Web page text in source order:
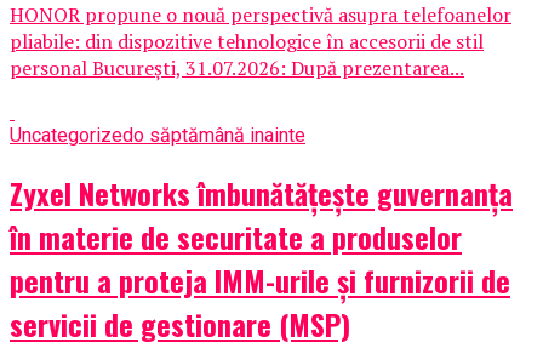
HONOR propune o nouă perspectivă asupra telefoanelor
pliabile: din dispozitive tehnologice în accesorii de stil
personal București, 31.07.2026: După prezentarea...
Uncategorizedo săptămână inainte
Zyxel Networks îmbunătățește guvernanța
în materie de securitate a produselor
pentru a proteja IMM-urile și furnizorii de
servicii de gestionare (MSP)